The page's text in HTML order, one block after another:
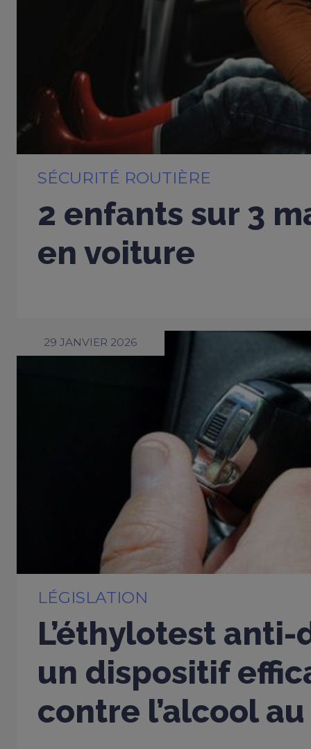
SÉCURITÉ ROUTIÈRE
2 enfants sur 3
en voiture
29 JANVIER 2026
LÉGISLATION
L’éthylotest
un dispositif
contre l’alcool